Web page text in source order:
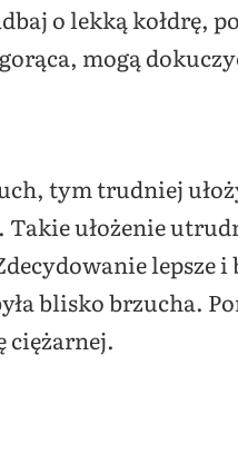
o lekką kołdrę,
mogą
tym trudniej
Takie ułożenie
blisko brzucha.
ciężarnej.